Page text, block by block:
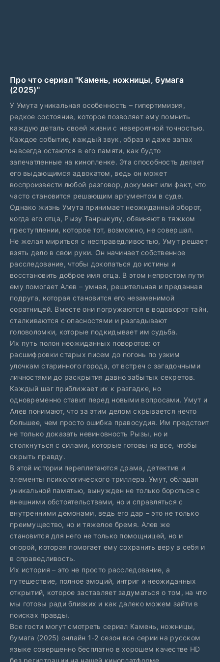
Про что сериал "Камень, ножницы, бумага
(2025)"
У Умута уникальная особенность – гипертимизия,
редкое состояние, которое позволяет ему помнить
каждую деталь своей жизни с невероятной точностью.
Каждое событие, каждый звук, образ и даже запах
навсегда остаются в его памяти, как будто
запечатленные на кинопленке. Эта способность делает
его выдающимся адвокатом, ведь он может
воспроизвести любой разговор, документ или факт, что
часто становится решающим аргументом в суде.
Однако жизнь Умута принимает неожиданный оборот,
когда его отца, Рызу Танрыкулу, обвиняют в тяжком
преступлении, которое тот, возможно, не совершал.
Не желая мириться с несправедливостью, Умут решает
взять дело в свои руки. Он начинает собственное
расследование, чтобы докопаться до истины и
восстановить доброе имя отца. В этом непростом пути
ему помогает Алев – умная, решительная и преданная
подруга, которая становится его незаменимой
соратницей. Вместе они погружаются в водоворот тайн,
сталкиваются с опасностями и разгадывают
головоломки, которые подкидывает им судьба.
Их путь полон неожиданных поворотов: от
расшифровки старых писем до погонь по узким
улочкам старинного города, от встреч с загадочными
личностями до раскрытия давно забытых секретов.
Каждый шаг приближает их к разгадке, но
одновременно ставит перед новыми вопросами. Умут и
Алев понимают, что за этим делом скрывается нечто
большее, чем просто ошибка правосудия. Им предстоит
не только доказать невиновность Рызы, но и
столкнуться с силами, которые готовы на все, чтобы
скрыть правду.
В этой истории переплетаются драма, детектив и
элементы психологического триллера. Умут, обладая
уникальной памятью, вынужден не только бороться с
внешними обстоятельствами, но и справляться с
внутренними демонами, ведь его дар – это не только
преимущество, но и тяжелое бремя. Алев же
становится для него не только помощницей, но и
опорой, которая помогает ему сохранить веру в себя и
в справедливость.
Их история – это не просто расследование, а
путешествие, полное эмоций, интриг и неожиданных
открытий, которое заставляет задуматься о том, на что
мы готовы ради близких и как далеко можем зайти в
поисках правды.
Все гости могут смотреть сериал Камень, ножницы,
бумага (2025) онлайн 1-2 сезон все серии на русском
языке совершенно бесплатно в хорошем качестве HD
без регистрации на нашей киноплатформе.